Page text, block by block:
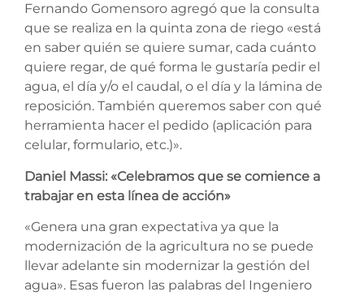
Fernando Gomensoro agregó que la consulta
que se realiza en la quinta zona de riego «está
en saber quién se quiere sumar, cada cuánto
quiere regar, de qué forma le gustaría pedir el
agua, el día y/o el caudal, o el día y la lámina de
reposición. También queremos saber con qué
herramienta hacer el pedido (aplicación para
celular, formulario, etc.)».
Daniel Massi: «Celebramos que se comience a
trabajar en esta línea de acción»
«Genera una gran expectativa ya que la
modernización de la agricultura no se puede
llevar adelante sin modernizar la gestión del
agua». Esas fueron las palabras del Ingeniero